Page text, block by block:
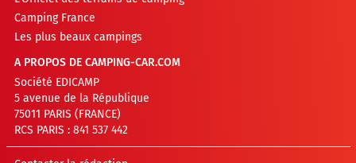
Camping France
Les plus beaux campings
A PROPOS DE CAMPING-CAR.COM
Société EDICAMP
5 avenue de la République
75011 PARIS (FRANCE)
RCS PARIS : 841 537 442